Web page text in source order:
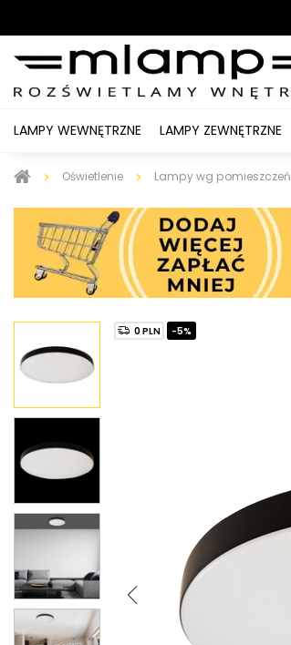
LAMPY WEWNĘTRZNE LAMPY ZEWNĘTRZNE
Oświetlenie Lampy wg pomieszczeń
0 PLN -5%